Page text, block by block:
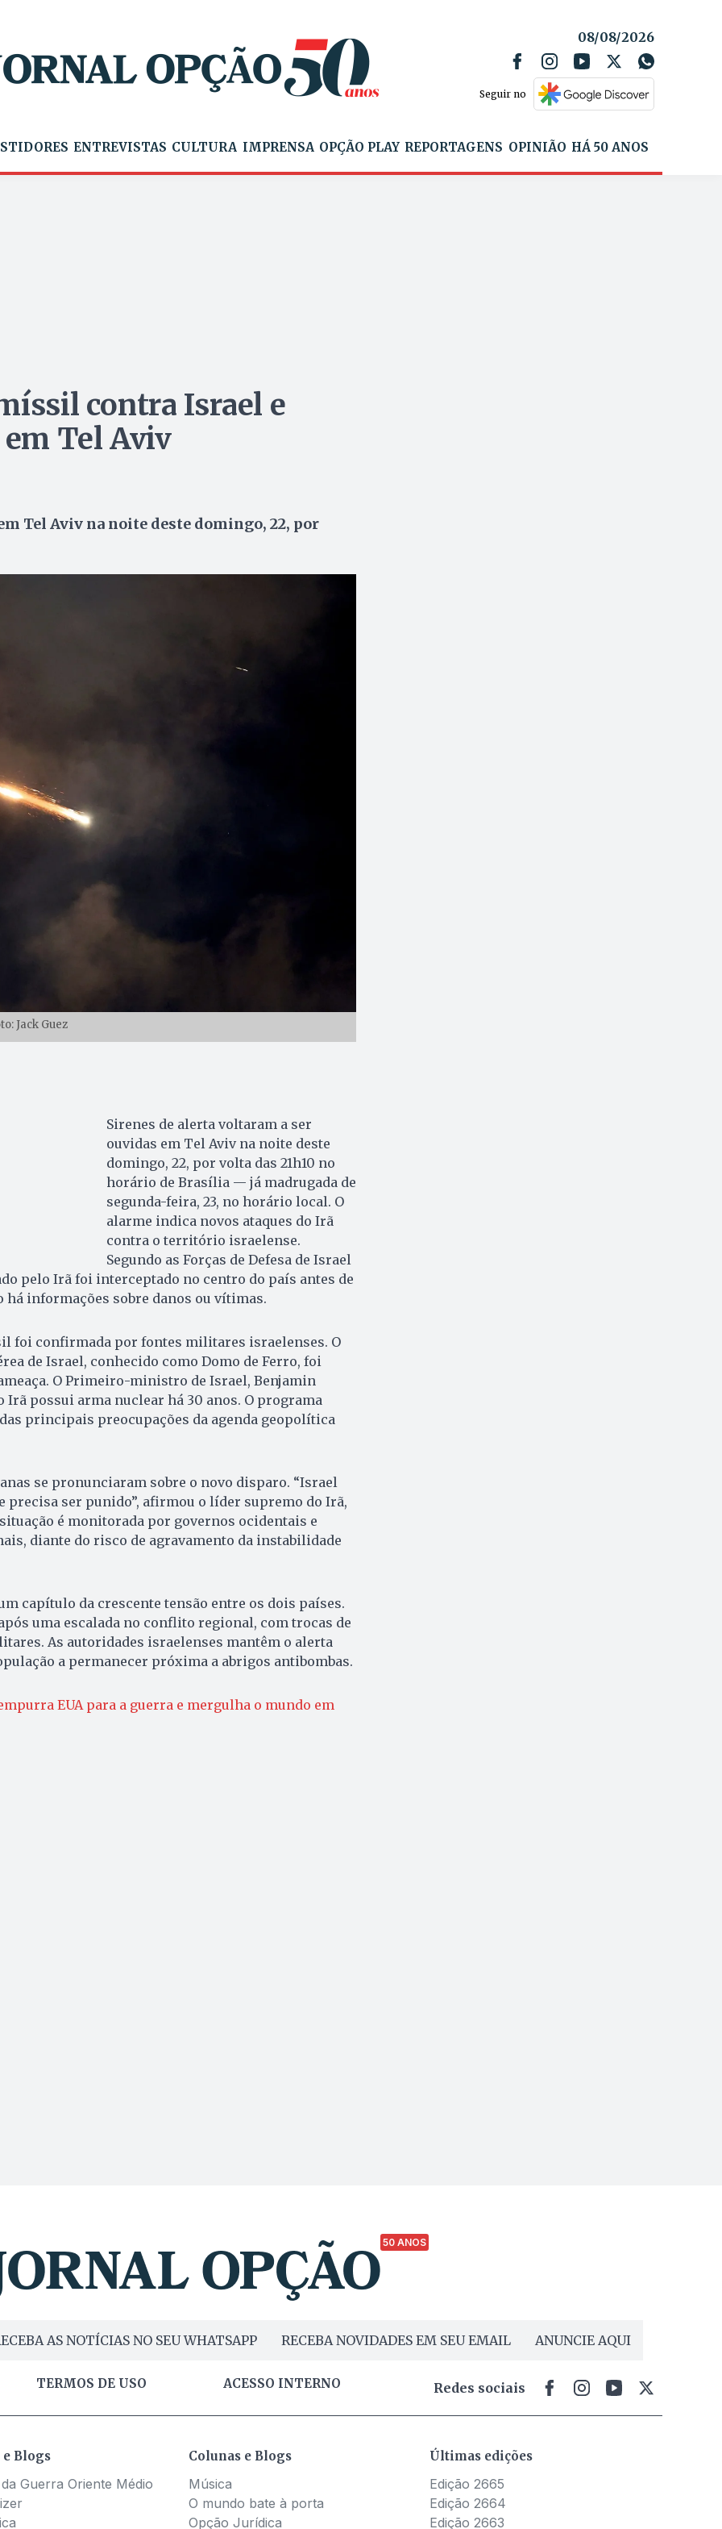
08/08/2026
Seguir no
ENTREVISTAS CULTURA IMPRENSA OPÇÃO PLAY REPORTAGENS OPINIÃO HÁ 50 ANOS
contra Israel e
Tel Aviv
Tel Aviv na noite deste domingo, 22, por
Jack Guez
Sirenes de alerta voltaram a ser
ouvidas em Tel Aviv na noite deste
domingo, 22, por volta das 21h10 no
horário de Brasília — já madrugada de
segunda-feira, 23, no horário local. O
alarme indica novos ataques do Irã
contra o território israelense.
Segundo as Forças de Defesa de Israel
pelo Irã foi interceptado no centro do país antes de
informações sobre danos ou vítimas.
foi confirmada por fontes militares israelenses. O
de Israel, conhecido como Domo de Ferro, foi
O Primeiro-ministro de Israel, Benjamin
Irã possui arma nuclear há 30 anos. O programa
principais preocupações da agenda geopolítica
se pronunciaram sobre o novo disparo. “Israel
precisa ser punido”, afirmou o líder supremo do Irã,
é monitorada por governos ocidentais e
diante do risco de agravamento da instabilidade
capítulo da crescente tensão entre os dois países.
uma escalada no conflito regional, com trocas de
As autoridades israelenses mantêm o alerta
a permanecer próxima a abrigos antibombas.
EUA para a guerra e mergulha o mundo em
50 ANOS
AS NOTÍCIAS NO SEU WHATSAPP RECEBA NOVIDADES EM SEU EMAIL ANUNCIE AQUI
TERMOS DE USO ACESSO INTERNO Redes sociais
e Blogs
Guerra Oriente Médio
Colunas e Blogs
Música
O mundo bate à porta
Opção Jurídica
Últimas edições
Edição 2665
Edição 2664
Edição 2663